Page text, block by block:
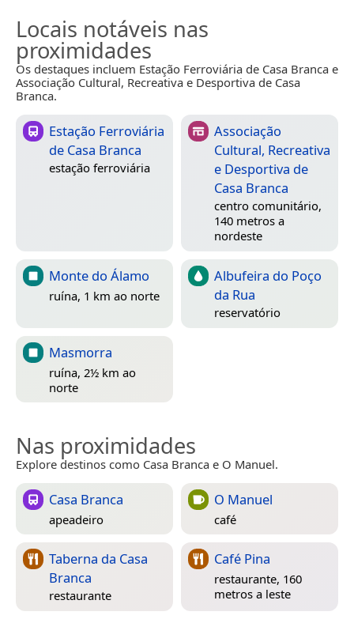
Locais notáveis nas
proximidades
Os destaques incluem Estação Ferroviária de Casa Branca e
Associação Cultural, Recreativa e Desportiva de Casa
Branca.
Estação Ferroviária
de Casa Branca
estação ferroviária
Associação
Cultural, Recreativa
e Desportiva de
Casa Branca
centro comunitário,
140 metros a
nordeste
Monte do Álamo
ruína, 1 km ao norte
Albufeira do Poço
da Rua
reservatório
Masmorra
ruína, 2½ km ao
norte
Nas proximidades
Explore destinos como Casa Branca e O Manuel.
Casa Branca
apeadeiro
O Manuel
café
Taberna da Casa
Branca
restaurante
Café Pina
restaurante, 160
metros a leste